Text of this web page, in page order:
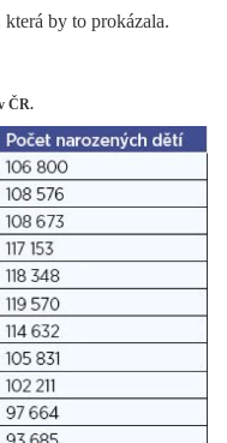
by to prokázala.
ČR.